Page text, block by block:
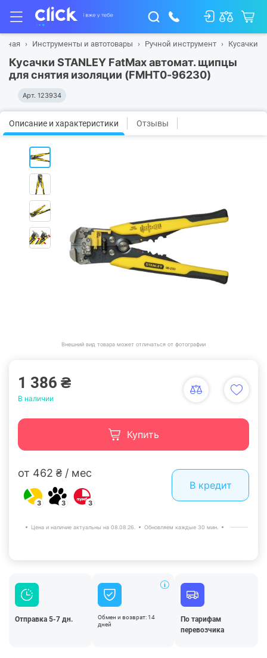
Инструменты и автотовары Ручной инструмент Кусачки
Кусачки STANLEY FatMax автомат. щипцы
для снятия изоляции (FMHT0-96230)
Арт. 123934
Описание и характеристики Отзывы
Внешний вид товара может отличаться от фотографии
1 386 ₴
В наличии
Купить
от 462 ₴ / мес
3 3 3
В кредит
Цена и наличие актуальны на 08.08.26. Обновляем каждые 30 мин.
Отправка 5-7 дн.
Обмен и возврат: 14
дней
По тарифам
перевозчика